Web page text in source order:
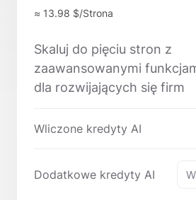
≈ 13.98 $/Strona
Skaluj do pięciu stron z
zaawansowanymi
dla rozwijających się firm
Wliczone kredyty AI
Dodatkowe kredyty AI